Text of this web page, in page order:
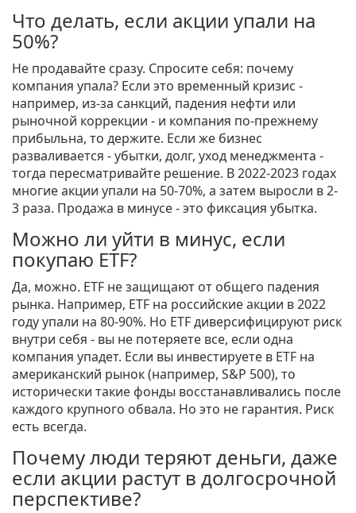
Что делать, если акции упали на
50%?
Не продавайте сразу. Спросите себя: почему
компания упала? Если это временный кризис -
например, из-за санкций, падения нефти или
рыночной коррекции - и компания по-прежнему
прибыльна, то держите. Если же бизнес
разваливается - убытки, долг, уход менеджмента -
тогда пересматривайте решение. В 2022-2023 годах
многие акции упали на 50-70%, а затем выросли в 2-
3 раза. Продажа в минусе - это фиксация убытка.
Можно ли уйти в минус, если
покупаю ETF?
Да, можно. ETF не защищают от общего падения
рынка. Например, ETF на российские акции в 2022
году упали на 80-90%. Но ETF диверсифицируют риск
внутри себя - вы не потеряете все, если одна
компания упадет. Если вы инвестируете в ETF на
американский рынок (например, S&P 500), то
исторически такие фонды восстанавливались после
каждого крупного обвала. Но это не гарантия. Риск
есть всегда.
Почему люди теряют деньги, даже
если акции растут в долгосрочной
перспективе?